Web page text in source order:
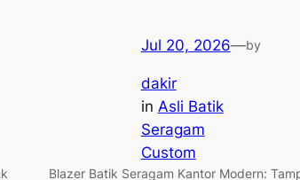
Jul 20, 2026—by
dakir
in Asli Batik
Seragam
Custom
Blazer Batik Seragam Kantor Modern: